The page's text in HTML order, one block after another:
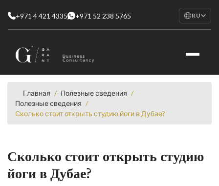
+971 4 421 4335 +971 52 238 5765 RU
العربية
Главная / Полезные сведения /
Полезные сведения /
Сколько стоит открыть студию йоги в Дубае?
Сколько стоит открыть студию
йоги в Дубае?